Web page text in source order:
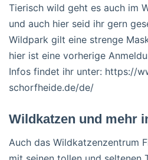
Tierisch wild geht es auch im
und auch hier seid ihr gern
Wildpark gilt eine strenge
hier ist eine vorherige
Infos findet ihr unter: https://
schorfheide.de/de/
Wildkatzen und mehr
Auch das Wildkatzenzentrum